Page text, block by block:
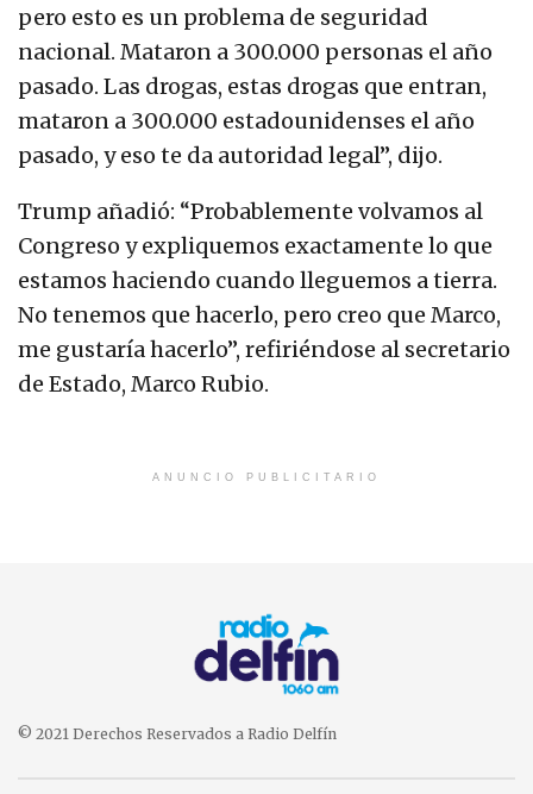
pero esto es un problema de seguridad
nacional. Mataron a 300.000 personas el año
pasado. Las drogas, estas drogas que entran,
mataron a 300.000 estadounidenses el año
pasado, y eso te da autoridad legal”, dijo.
Trump añadió: “Probablemente volvamos al
Congreso y expliquemos exactamente lo que
estamos haciendo cuando lleguemos a tierra.
No tenemos que hacerlo, pero creo que Marco,
me gustaría hacerlo”, refiriéndose al secretario
de Estado, Marco Rubio.
ANUNCIO PUBLICITARIO
© 2021 Derechos Reservados a Radio Delfín